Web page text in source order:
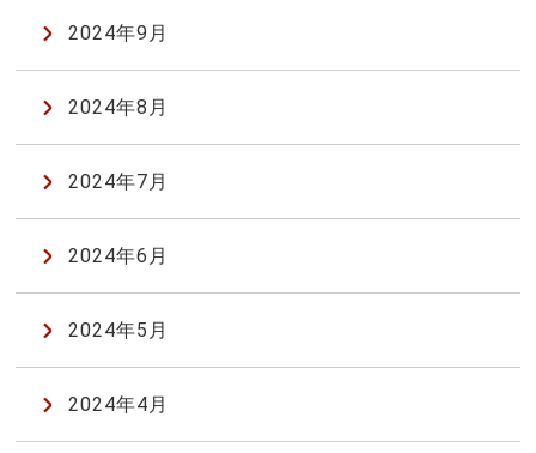
2024年9月
2024年8月
2024年7月
2024年6月
2024年5月
2024年4月